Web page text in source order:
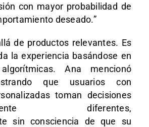
con mayor probabilidad de
deseado.”
de productos relevantes. Es
la experiencia basándose en
Ana mencionó
que usuarios con
toman decisiones
diferentes,
sin consciencia de que su